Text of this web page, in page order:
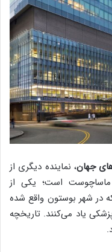
جهان، نماینده دیگری از
ماساچوست است؛ یکی از
که در شهر بوستون واقع شده
یاد می‌کنند. تاریخچه